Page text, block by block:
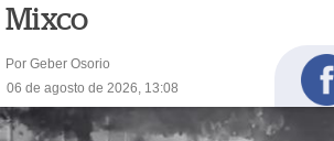
Mixco
Por Geber Osorio
06 de agosto de 2026, 13:08